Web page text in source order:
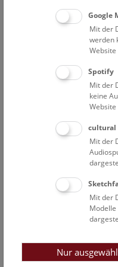
Open Deck:
Das Deck 50 ist für alle
zum Mitmachen ein!
NHM
Ausgehend von der
dessen Bedeutung als
gemeinsam mit der
Krankenhauses erläutert.
Google
Mit der
werden
Spotify
Mit der
keine
cultural
Mit der
Mit der
Nur